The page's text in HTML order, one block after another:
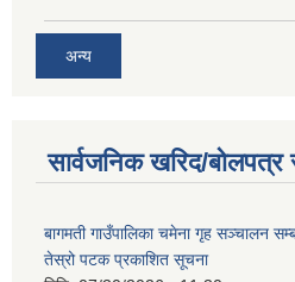
अन्य
सार्वजनिक खरिद/
बागमती गाउँपालिका चमेना गृह सञ्चालन
तेस्रो पटक प्रकाशित सूचना